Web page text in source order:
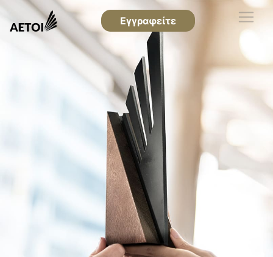
Εγγραφείτε